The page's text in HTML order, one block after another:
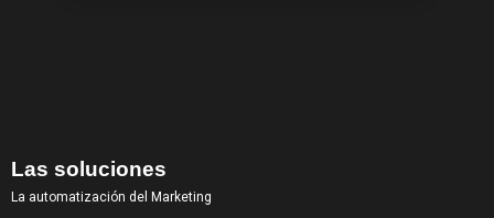
Las soluciones
La automatización del Marketing